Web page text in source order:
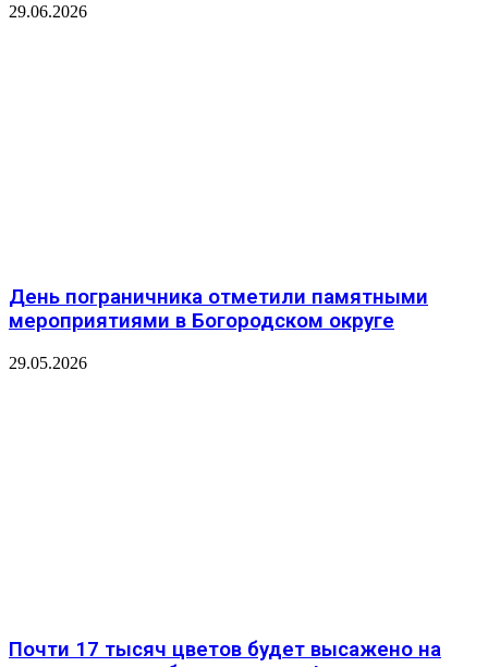
29.06.2026
День пограничника отметили памятными
мероприятиями в Богородском округе
29.05.2026
Почти 17 тысяч цветов будет высажено на